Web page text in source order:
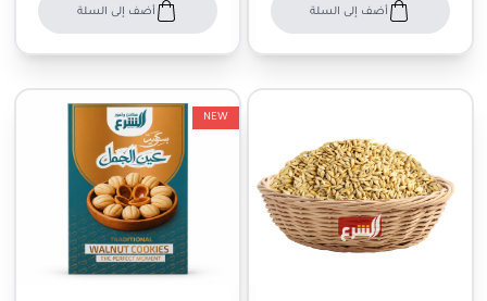
أضف إلى السلة أضف إلى السلة
NEW